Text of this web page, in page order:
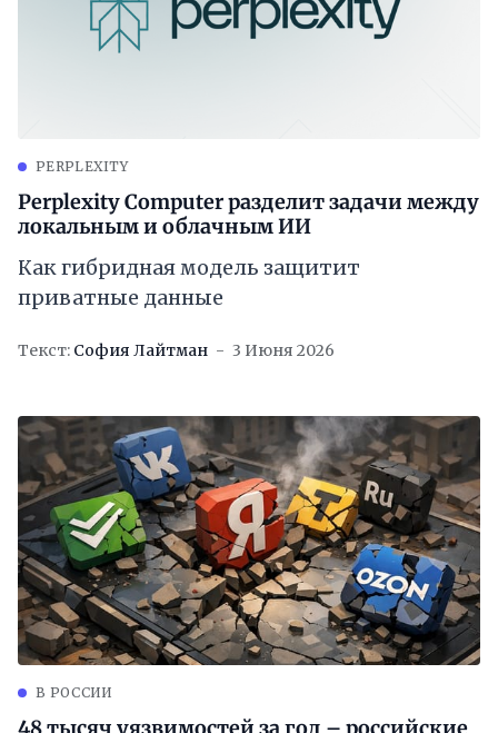
PERPLEXITY
Perplexity Computer разделит задачи между
локальным и облачным ИИ
Как гибридная модель защитит
приватные данные
Текст: София Лайтман 3 Июня 2026
В РОССИИ